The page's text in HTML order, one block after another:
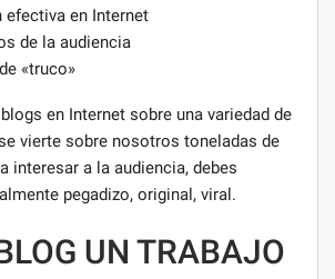
efectiva en Internet
de la audiencia
«truco»
en Internet sobre una variedad de
vierte sobre nosotros toneladas de
interesar a la audiencia, debes
pegadizo, original, viral.
UN TRABAJO